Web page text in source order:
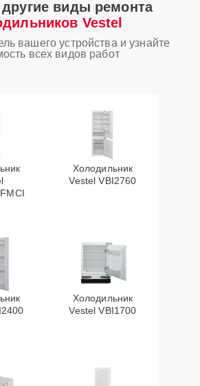
виды ремонта
Vestel
вашего устройства и узнайте
всех видов работ
Холодильник
Vestel VBI2760
Холодильник
Vestel VBI1700